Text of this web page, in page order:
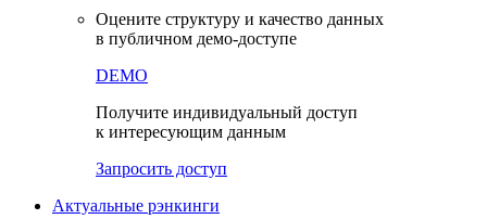
Готовые модули интеграции
Документация
в публичном демо-доступе
к интересующим данным